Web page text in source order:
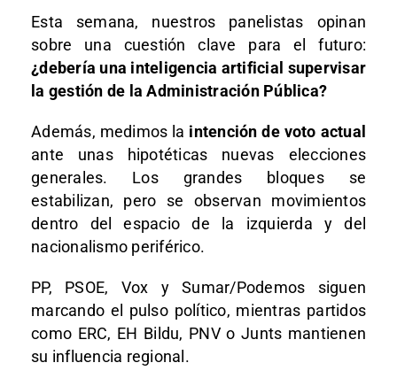
Esta semana, nuestros panelistas opinan
sobre una cuestión clave para el futuro:
¿debería una inteligencia artificial supervisar
la gestión de la Administración Pública?
Además, medimos la intención de voto actual
ante unas hipotéticas nuevas elecciones
generales. Los grandes bloques se
estabilizan, pero se observan movimientos
dentro del espacio de la izquierda y del
nacionalismo periférico.
PP, PSOE, Vox y Sumar/Podemos siguen
marcando el pulso político, mientras partidos
como ERC, EH Bildu, PNV o Junts mantienen
su influencia regional.